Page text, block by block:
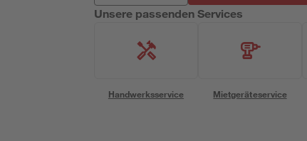
Unsere passenden Services
Handwerksservice Mietgeräteservice